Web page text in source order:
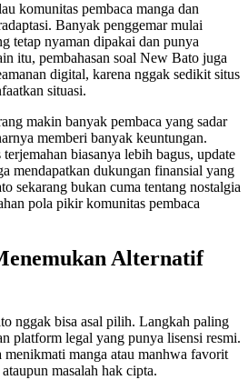
komunitas pembaca manga dan
Banyak penggemar mulai
tetap nyaman dipakai dan punya
itu, pembahasan soal New Bato juga
digital, karena nggak sedikit situs
situasi.
makin banyak pembaca yang sadar
memberi banyak keuntungan.
biasanya lebih bagus, update
mendapatkan dukungan finansial yang
sekarang bukan cuma tentang nostalgia
pola pikir komunitas pembaca
Alternatif
nggak bisa asal pilih. Langkah paling
platform legal yang punya lisensi resmi.
manga atau manhwa favorit
masalah hak cipta.